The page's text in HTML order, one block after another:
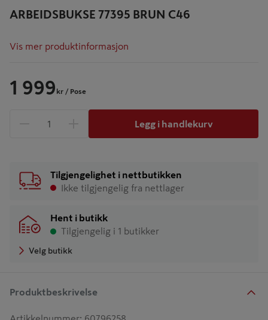
ARBEIDSBUKSE 77395 BRUN C46
Vis mer produktinformasjon
1 999 kr / Pose
1 produkter
Legg i handlekurv
Tilgjengelighet i nettbutikken
Ikke tilgjengelig fra nettlager
Hent i butikk
Tilgjengelig i 1 butikker
Velg butikk
Produktbeskrivelse